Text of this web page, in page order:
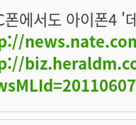
폰에서도 아이폰4 '